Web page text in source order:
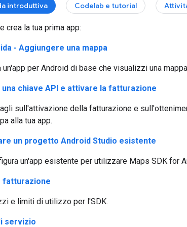
introduttiva Codelab e tutorial
e crea la tua prima app:
- Aggiungere una mappa
un'app per Android di base che visualizzi una
una chiave API e attivare la fatturazione
sull'attivazione della fatturazione e
alla tua app.
un progetto Android Studio esistente
un'app esistente per utilizzare Maps SDK for
fatturazione
e limiti di utilizzo per l'SDK.
servizio